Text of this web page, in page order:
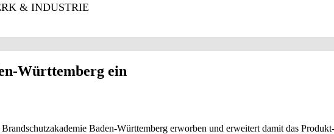
& INDUSTRIE
Württemberg ein
Baden-Württemberg erworben und erweitert damit das